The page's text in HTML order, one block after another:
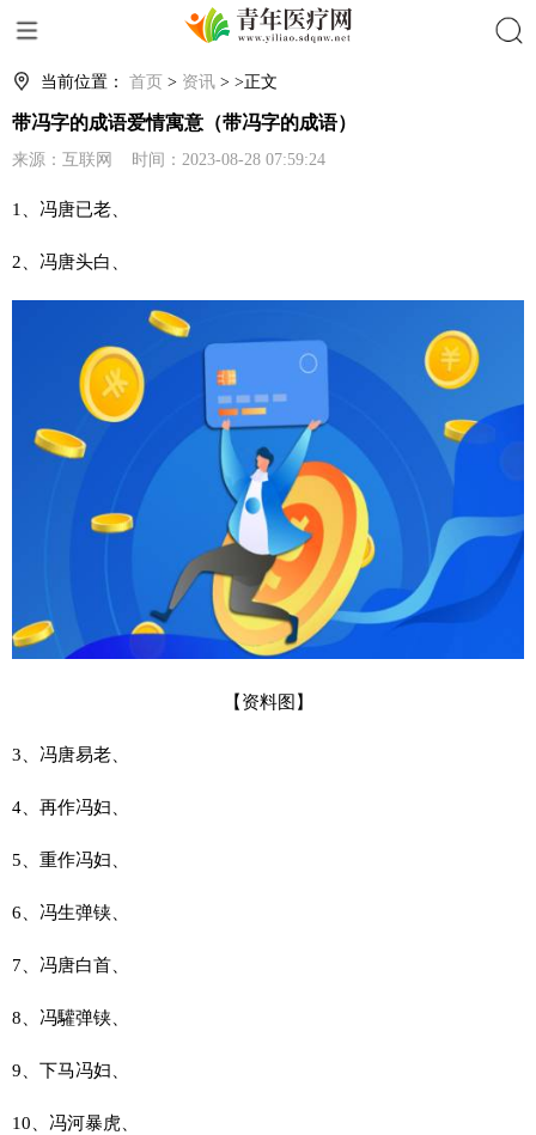
当前位置： 首页 > 资讯 > >正文
带冯字的成语爱情寓意（带冯字的成语）
来源：互联网 时间：2023-08-28 07:59:24
1、冯唐已老、
2、冯唐头白、
【资料图】
3、冯唐易老、
4、再作冯妇、
5、重作冯妇、
6、冯生弹铗、
7、冯唐白首、
8、冯驩弹铗、
9、下马冯妇、
10、冯河暴虎、